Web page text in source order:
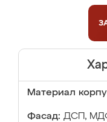
Материал
Фасад: ДСП,